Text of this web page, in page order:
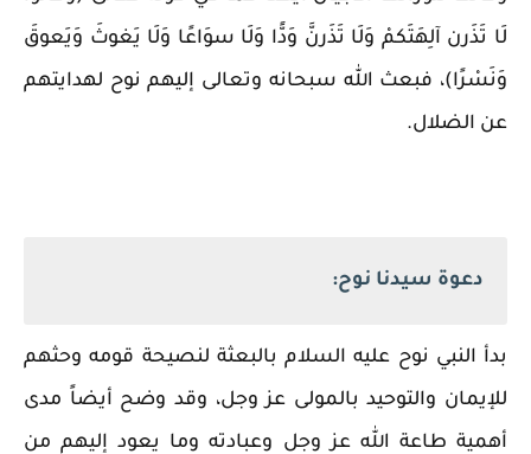
لَا تَذَرن آلِهَتَكمْ وَلَا تَذَرنَّ وَدًّا وَلَا سوَاعًا وَلَا يَغوثَ وَيَعوقَ
وَنَسْرًا)، فبعث الله سبحانه وتعالى إليهم نوح لهدايتهم
عن الضلال.
دعوة سيدنا نوح:
بدأ النبي نوح عليه السلام بالبعثة لنصيحة قومه وحثهم
للإيمان والتوحيد بالمولى عز وجل، وقد وضح أيضاً مدى
أهمية طاعة الله عز وجل وعبادته وما يعود إليهم من